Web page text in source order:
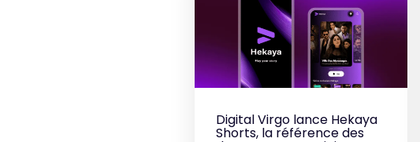
Digital Virgo lance Hekaya
Shorts, la référence des